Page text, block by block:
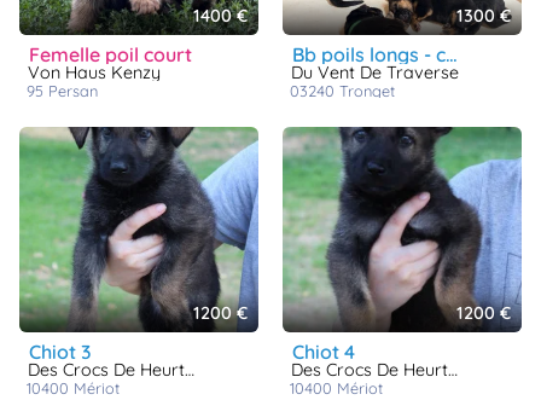
1400 €
femelle poil court
Von Haus Kenzy
95 persan
1300 €
bb poils longs - collier gris
Du Vent De Traverse
03240 tronget
1200 €
chiot 3
Des Crocs De Heurtevent
10400 mériot
1200 €
chiot 4
Des Crocs De Heurtevent
10400 mériot